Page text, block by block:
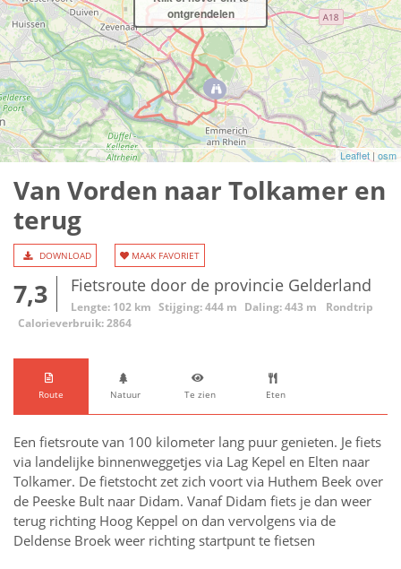
Leaflet |osm
ontgrendelen
Van Vorden naar Tolkamer en
terug
DOWNLOAD MAAK FAVORIET
7,3 Fietsroute door de provincie Gelderland
Lengte: 102 km Stijging: 444 m Daling: 443 m
Rondtrip
Calorieverbruik: 2864
Route Natuur Te zien Eten
Een fietsroute van 100 kilometer lang puur genieten. Je fiets
via landelijke binnenweggetjes via Lag Kepel en Elten naar
Tolkamer. De fietstocht zet zich voort via Huthem Beek over
de Peeske Bult naar Didam. Vanaf Didam fiets je dan weer
terug richting Hoog Keppel on dan vervolgens via de
Deldense Broek weer richting startpunt te fietsen